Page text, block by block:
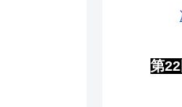
第